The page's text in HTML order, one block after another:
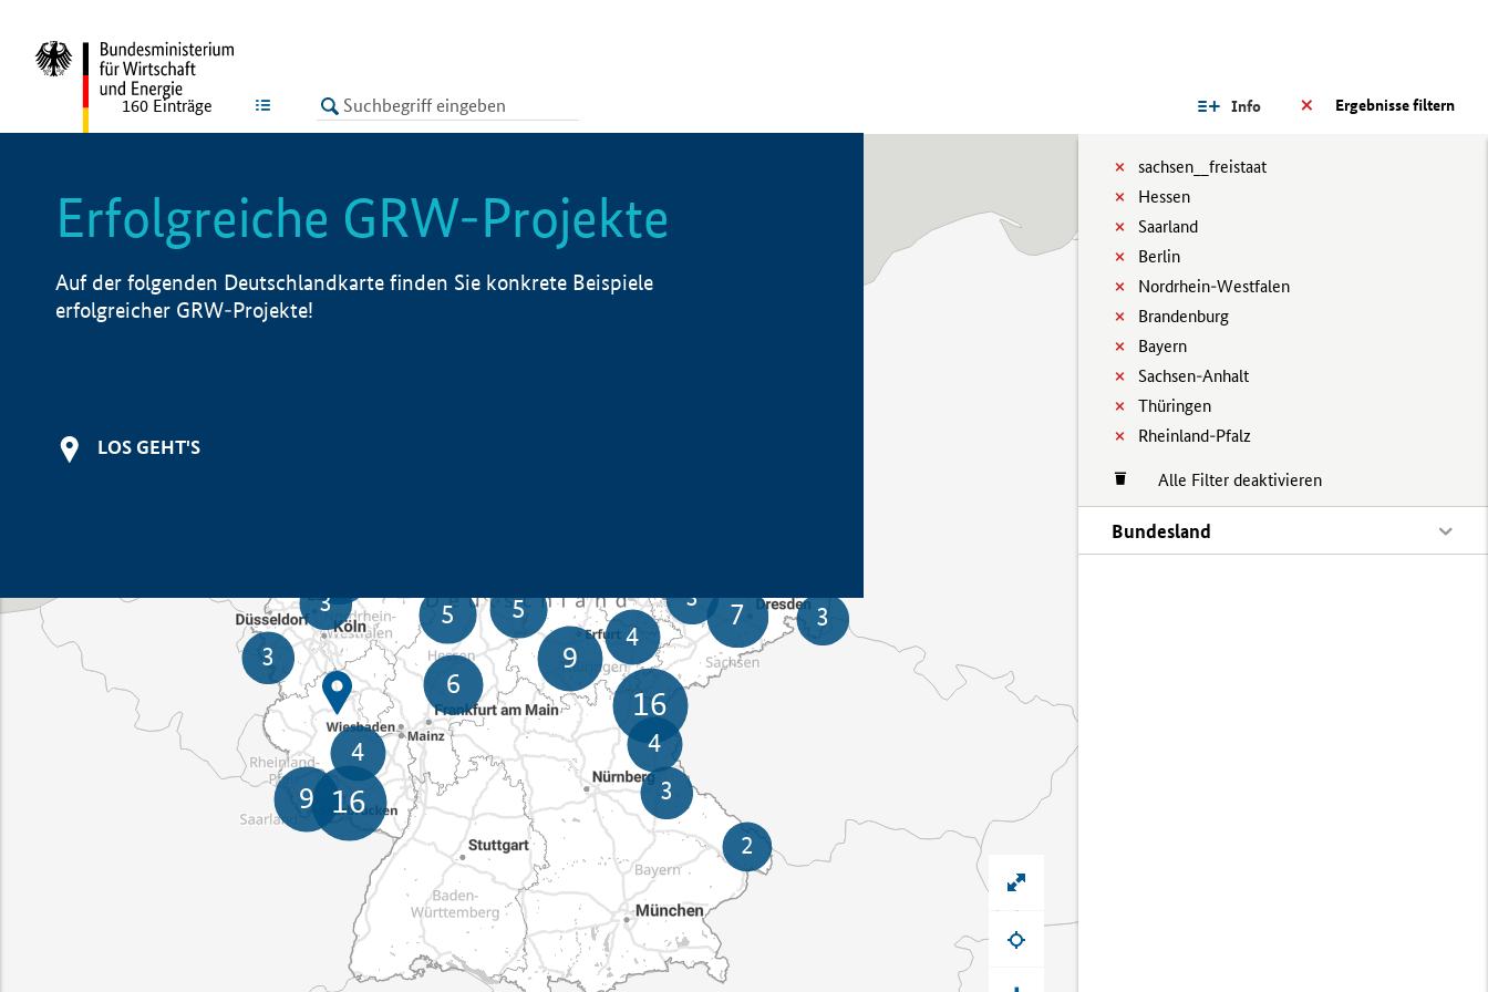
LISTE Ergebnisse filtern
Info
sachsen__freistaat
Hessen
Saarland
Berlin
Nordrhein-Westfalen
Brandenburg
Bayern
Sachsen-Anhalt
Thüringen
Rheinland-Pfalz
Alle Filter deaktivieren
Bundesland
160 Einträge
Erfolgreiche GRW-Projekte
Auf der folgenden Deutschlandkarte finden Sie konkrete Beispiele
erfolgreicher GRW-Projekte!
LOS GEHT'S